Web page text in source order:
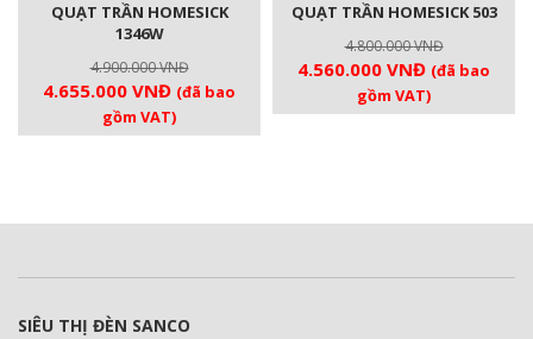
QUẠT TRẦN HOMESICK
1346W
4.900.000VNĐ
Giá
là:
4.655.000 VNĐGiá
hiện
tại
(đã bao
gồm VAT)
QUẠT TRẦN HOMESICK 503
4.800.000VNĐ
Giá
là:
4.560.000 VNĐGiá
hiện
tại
(đã bao
gồm VAT)
SIÊU THỊ ĐÈN SANCO